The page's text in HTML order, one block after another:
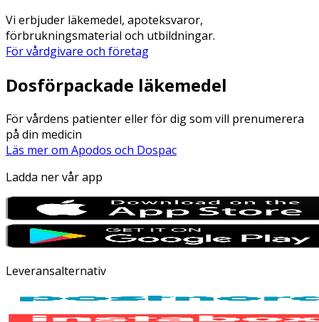
Vi erbjuder läkemedel, apoteksvaror,
förbrukningsmaterial och utbildningar.
För vårdgivare och företag
Dosförpackade läkemedel
För vårdens patienter eller för dig som vill prenumerera
på din medicin
Läs mer om Apodos och Dospac
Ladda ner vår app
Leveransalternativ